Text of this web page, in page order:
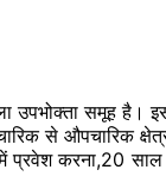
उपभोक्ता समूह
से औपचारिक
प्रवेश करना,20